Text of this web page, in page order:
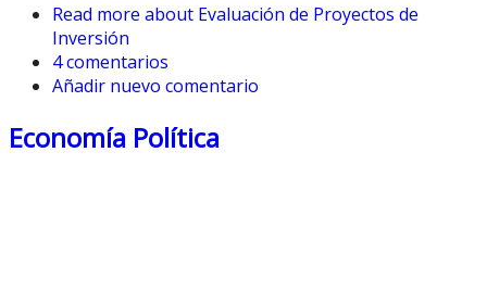
Read more about Evaluación de Proyectos de
Inversión
4 comentarios
Añadir nuevo comentario
Economía Política